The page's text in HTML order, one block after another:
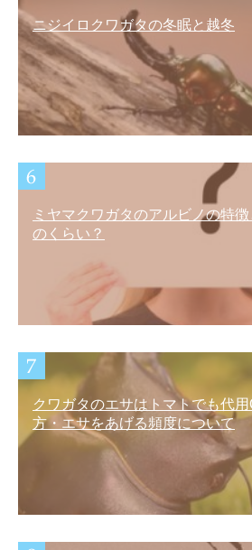
ニジイロクワガタの冬眠と越冬
ミヤマクワガタのアルビノの特
のくらい？
クワガタのエサはトマトでも代
方・エサをあげる頻度について